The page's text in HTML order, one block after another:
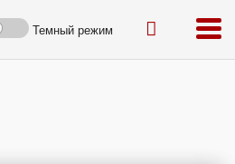
Темный режим